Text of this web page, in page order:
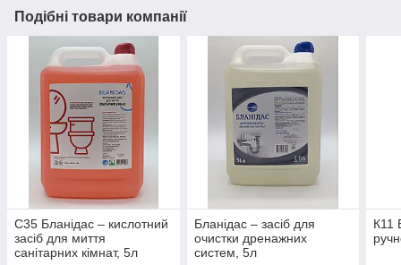
Подібні товари компанії
С35 Бланідас – кислотний
засіб для миття
санітарних кімнат, 5л
Бланідас – засіб для
очистки дренажних
систем, 5л
К11